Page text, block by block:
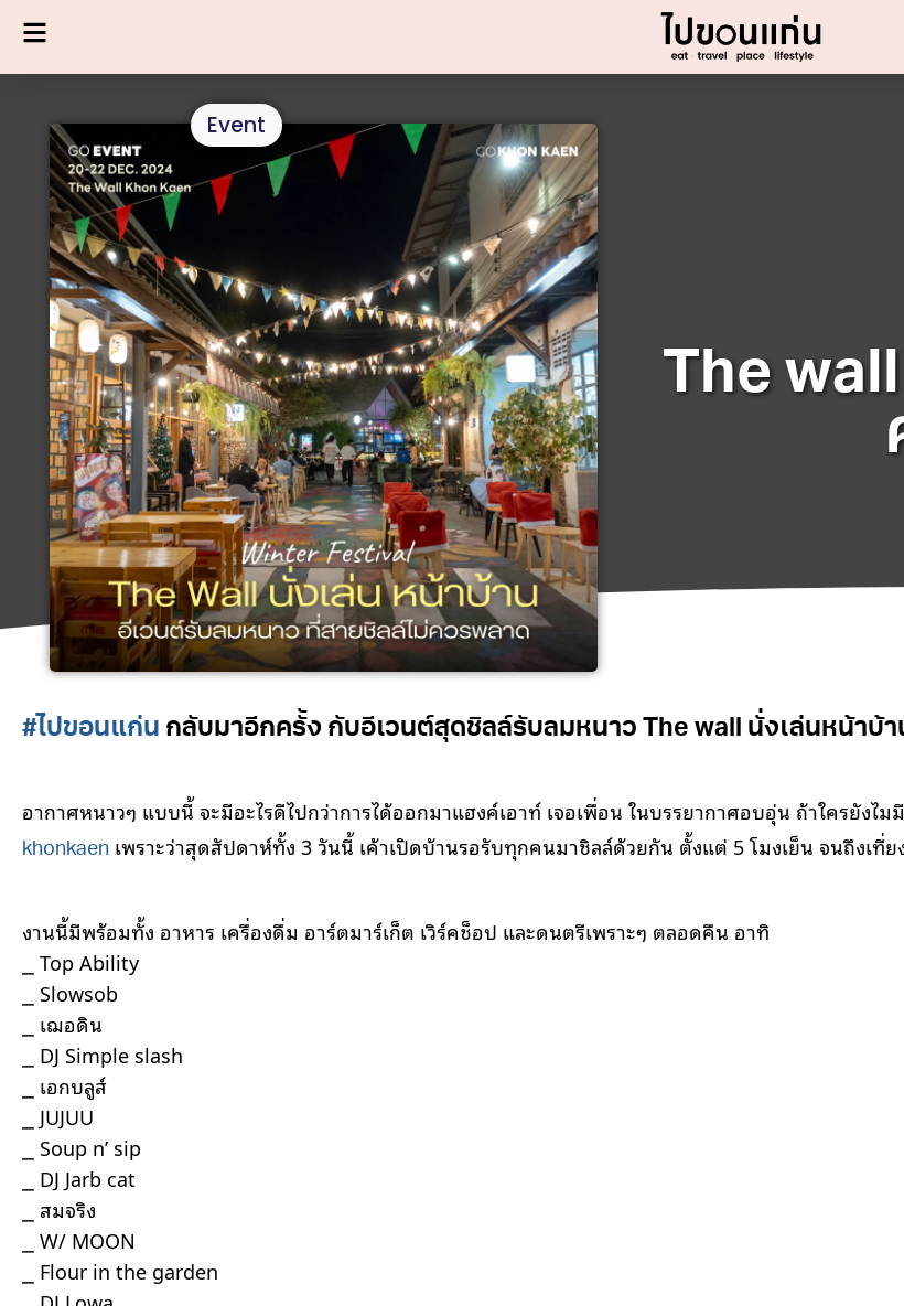
The
Event
#ไปขอนแก่น กลับมาอีกครััง กับอีเวนต์สุดชิลล์รับลมหนาว The wall นั่งเล่นหน้าบ้า
อากาศหนาวๆ แบบนี้ จะมีอะไรดีไปกว่าการได้ออกมาแฮงค์เอาท์ เจอเพื่อน ในบรรยากาศอบอุ่น ถ้าใครยังไ
khonkaen เพราะว่าสุดสัปดาห์ทั้ง 3 วันนี้ เค้าเปิดบ้านรอรับทุกคนมาชิลล์ด้วยกัน ตั้งแต่ 5 โมงเย็น จนถึงเที่
งานนี้มีพร้อมทั้ง อาหาร เครื่องดื่ม อาร์ตมาร์เก็ต เวิร์คช็อป และดนตรีเพราะๆ ตลอดคืน อาทิ
⎯ Top Ability
⎯ Slowsob
⎯ เฌอดิน
⎯ DJ Simple slash
⎯ เอกบลูส์
⎯ JUJUU
⎯ Soup n’ sip
⎯ DJ Jarb cat
⎯ สมจริง
⎯ W/ MOON
⎯ Flour in the garden